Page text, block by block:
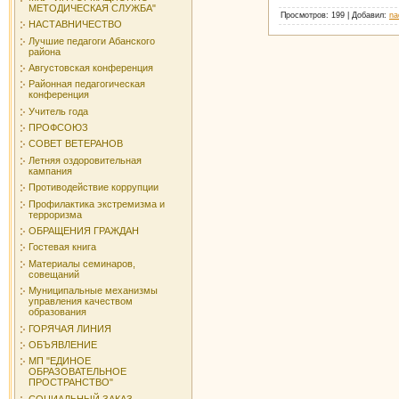
МЕТОДИЧЕСКАЯ СЛУЖБА"
НАСТАВНИЧЕСТВО
Лучшие педагоги Абанского
района
Августовская конференция
Районная педагогическая
конференция
Учитель года
ПРОФСОЮЗ
СОВЕТ ВЕТЕРАНОВ
Летняя оздоровительная
кампания
Противодействие коррупции
Профилактика экстремизма и
терроризма
ОБРАЩЕНИЯ ГРАЖДАН
Гостевая книга
Материалы семинаров,
совещаний
Муниципальные механизмы
управления качеством
образования
ГОРЯЧАЯ ЛИНИЯ
ОБЪЯВЛЕНИЕ
МП "ЕДИНОЕ
ОБРАЗОВАТЕЛЬНОЕ
ПРОСТРАНСТВО"
Просмотров: 199 | Добавил: